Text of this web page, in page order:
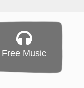
Free Music